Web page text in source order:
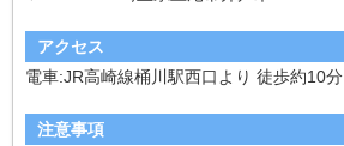
アクセス
電車:JR高崎線桶川駅西口より 徒歩約10分
注意事項